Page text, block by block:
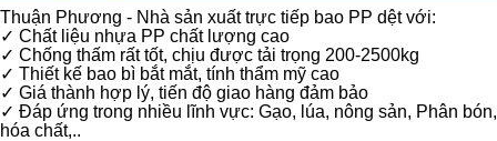
Thuận Phương - Nhà sản xuất trực tiếp bao PP dệt với:
✓ Chất liệu nhựa PP chất lượng cao
✓ Chống thấm rất tốt, chịu được tải trọng 200-2500kg
✓ Thiết kế bao bì bắt mắt, tính thẩm mỹ cao
✓ Giá thành hợp lý, tiến độ giao hàng đảm bảo
✓ Đáp ứng trong nhiều lĩnh vực: Gạo, lúa, nông sản, Phân
hóa chất,..